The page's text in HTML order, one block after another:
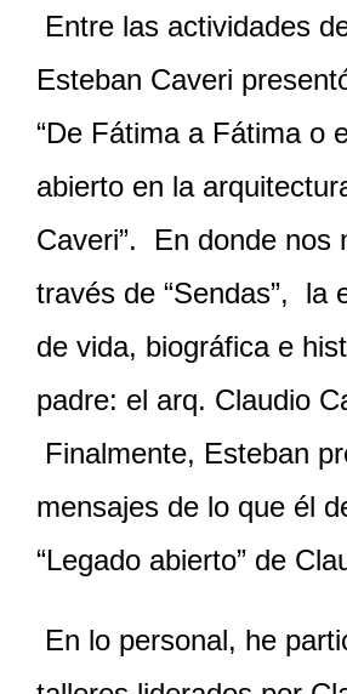
Entre las actividades
Esteban Caveri
“De Fátima a Fátima o
abierto en la
Caveri”. En donde nos
través de “Sendas”, la
de vida, biográfica e
padre: el arq. Claudio
Finalmente, Esteban
mensajes de lo que él
“Legado abierto” de
En lo personal, he